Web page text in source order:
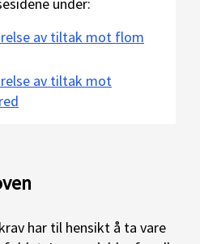
av tiltak mot flom
av tiltak mot
har til hensikt å ta vare